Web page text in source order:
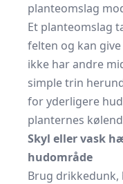
planteomslag
Et planteomslag
felten og kan
ikke har andre
simple trin
for yderligere
planternes
Skyl eller vask
hudområde
Brug drikkedunk,